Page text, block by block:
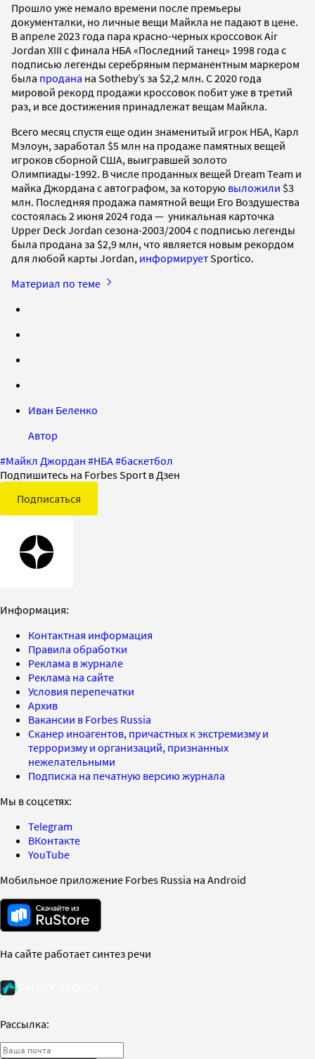
Прошло уже немало времени после премьеры
документалки, но личные вещи Майкла не падают в цене.
В апреле 2023 года пара красно-черных кроссовок Air
Jordan XIII с финала НБА «Последний танец» 1998 года с
подписью легенды серебряным перманентным маркером
была продана на Sotheby’s за $2,2 млн. С 2020 года
мировой рекорд продажи кроссовок побит уже в третий
раз, и все достижения принадлежат вещам Майкла.
Всего месяц спустя еще один знаменитый игрок НБА, Карл
Мэлоун, заработал $5 млн на продаже памятных вещей
игроков сборной США, выигравшей золото
Олимпиады-1992. В числе проданных вещей Dream Team и
майка Джордана с автографом, за которую выложили $3
млн. Последняя продажа памятной вещи Его Воздушества
состоялась 2 июня 2024 года — уникальная карточка
Upper Deck Jordan сезона-2003/2004 с подписью легенды
была продана за $2,9 млн, что является новым рекордом
для любой карты Jordan, информируетSportico.
Материал по теме
Иван Беленко
Автор
#Майкл Джордан #НБА#баскетбол
Подпишитесь на Forbes Sport в Дзен
Подписаться
Информация:
Контактная информация
Правила обработки
Реклама в журнале
Реклама на сайте
Условия перепечатки
Архив
Вакансии в Forbes Russia
Сканер иноагентов, причастных к экстремизму и
терроризму и организаций, признанных
нежелательными
Подписка на печатную версию журнала
Мы в соцсетях:
Telegram
ВКонтакте
YouTube
Мобильное приложение Forbes Russia на Android
На сайте работает синтез речи
Рассылка: